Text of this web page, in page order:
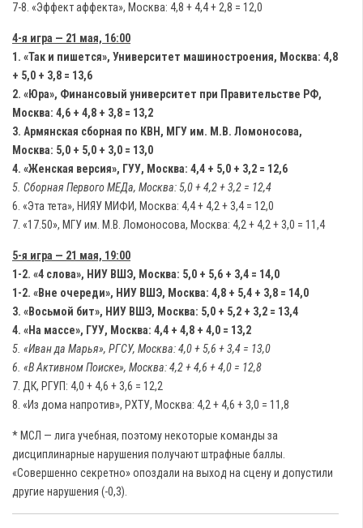
7-8. «Эффект аффекта», Москва: 4,8 + 4,4 + 2,8 = 12,0
4-я игра — 21 мая, 16:00
1. «Так и пишется», Университет машиностроения, Москва: 4,8
+ 5,0 + 3,8 = 13,6
2. «Юра», Финансовый университет при Правительстве РФ,
Москва: 4,6 + 4,8 + 3,8 = 13,2
3. Армянская сборная по КВН, МГУ им. М.В. Ломоносова,
Москва: 5,0 + 5,0 + 3,0 = 13,0
4. «Женская версия», ГУУ, Москва: 4,4 + 5,0 + 3,2 = 12,6
5. Сборная Первого МЕДа, Москва: 5,0 + 4,2 + 3,2 = 12,4
6. «Эта тета», НИЯУ МИФИ, Москва: 4,4 + 4,2 + 3,4 = 12,0
7. «17.50», МГУ им. М.В. Ломоносова, Москва: 4,2 + 4,2 + 3,0 = 11,4
5-я игра — 21 мая, 19:00
1-2. «4 слова», НИУ ВШЭ, Москва: 5,0 + 5,6 + 3,4 = 14,0
1-2. «Вне очереди», НИУ ВШЭ, Москва: 4,8 + 5,4 + 3,8 = 14,0
3. «Восьмой бит», НИУ ВШЭ, Москва: 5,0 + 5,2 + 3,2 = 13,4
4. «На массе», ГУУ, Москва: 4,4 + 4,8 + 4,0 = 13,2
5. «Иван да Марья», РГСУ, Москва: 4,0 + 5,6 + 3,4 = 13,0
6. «В Активном Поиске», Москва: 4,2 + 4,6 + 4,0 = 12,8
7. ДК, РГУП: 4,0 + 4,6 + 3,6 = 12,2
8. «Из дома напротив», РХТУ, Москва: 4,2 + 4,6 + 3,0 = 11,8
* МСЛ — лига учебная, поэтому некоторые команды за
дисциплинарные нарушения получают штрафные баллы.
«Совершенно секретно» опоздали на выход на сцену и допустили
другие нарушения (-0,3).